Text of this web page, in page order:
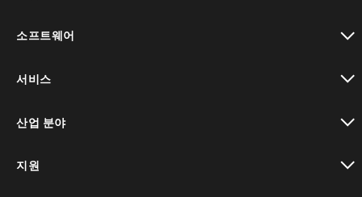
소프트웨어
서비스
산업 분야
지원